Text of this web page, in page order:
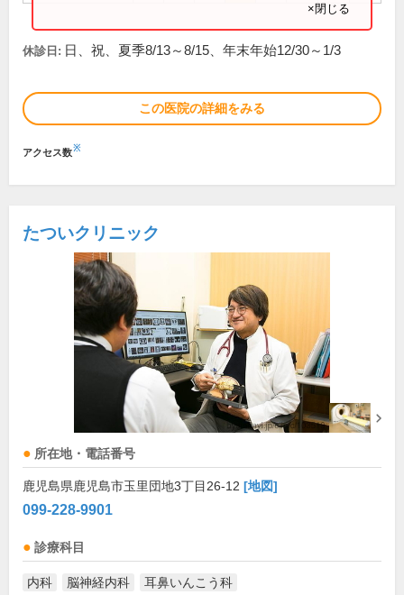
×閉じる
休診日: 日、祝、夏季8/13～8/15、年末年始12/30～1/3
この医院の詳細をみる
アクセス数※
たついクリニック
所在地・電話番号
鹿児島県鹿児島市玉里団地3丁目26-12 [地図]
099-228-9901
診療科目
内科 脳神経内科 耳鼻いんこう科